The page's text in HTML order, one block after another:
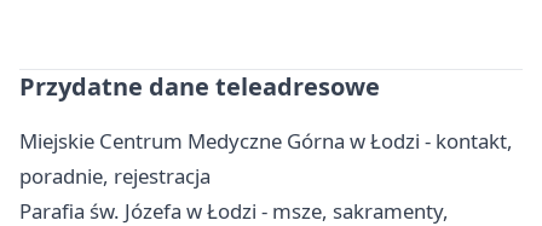
Przydatne dane teleadresowe
Miejskie Centrum Medyczne Górna w Łodzi - kontakt,
poradnie, rejestracja
Parafia św. Józefa w Łodzi - msze, sakramenty,